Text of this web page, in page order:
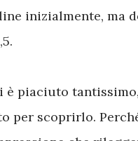
inizialmente, ma
è piaciuto
per scoprirlo.